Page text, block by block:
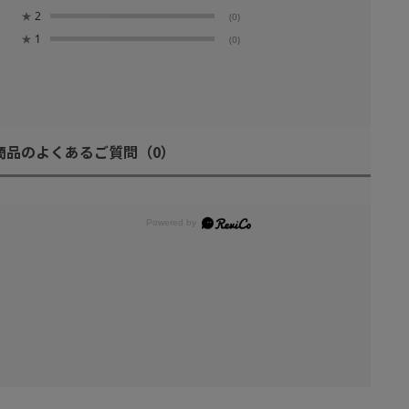
★ 2 (0)
★ 1 (0)
品のよくあるご質問 （0）